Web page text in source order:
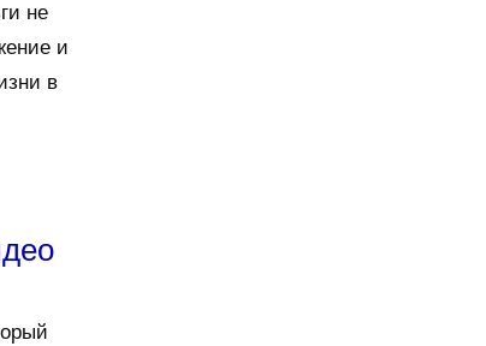
не
и
в